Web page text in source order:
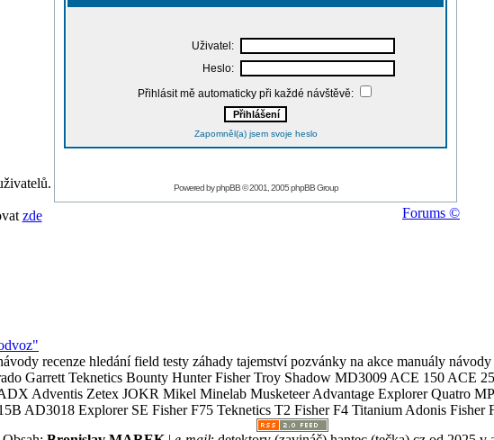
zde
Uživatel:
Heslo:
Přihlásit mě automaticky při každé návštěvě:
Zapomněl(a) jsem svoje heslo
Powered byphpBB© 2001, 2005 phpBB Group
Forums ©
recenze hledání field testy záhady tajemství pozvánky na akce manuály
Garrett Teknetics Bounty Hunter Fisher Troy Shadow MD3009 ACE 150 ACE
Zetex JOKR Mikel Minelab Musketeer Advantage Explorer Quatro
AD3018 Explorer SE Fisher F75 Teknetics T2 Fisher F4 Titanium Adonis Fisher